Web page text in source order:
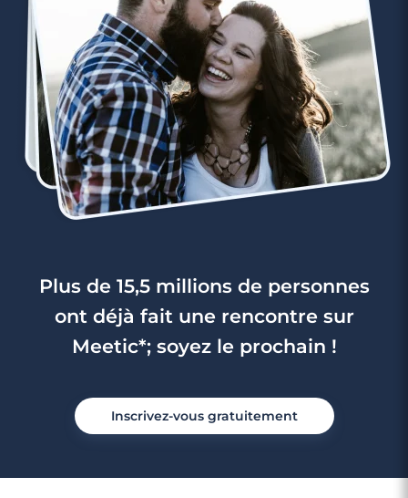
Plus de 15,5 millions de personnes
ont déjà fait une rencontre sur
Meetic*; soyez le prochain !
Inscrivez-vous gratuitement